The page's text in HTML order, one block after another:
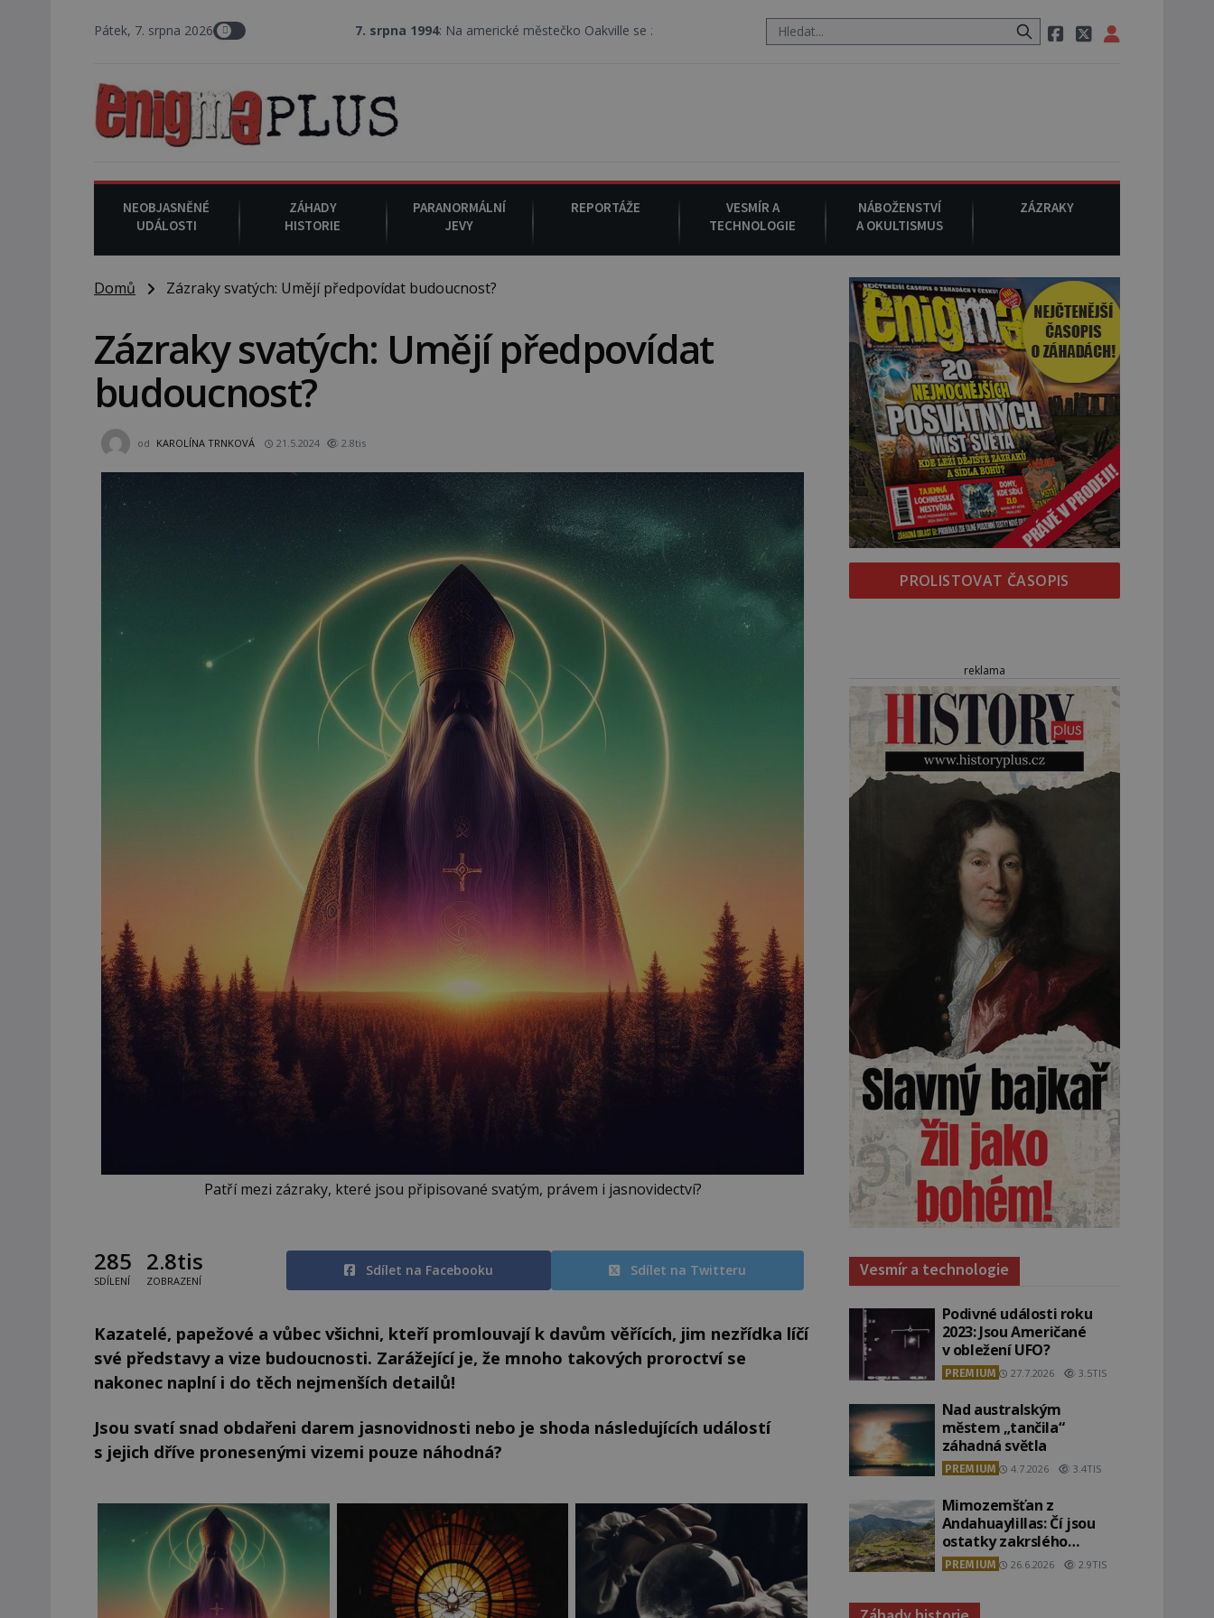
Pátek, 7. srpna 2026 : Na americké městečko Oakville se z nebe snáší podivná rosolovitá látka neznámého původu. 7. srpna 1994: Na americké městečko
NEOBJASNĚNÉ
UDÁLOSTI
ZÁHADY
HISTORIE
PARANORMÁLNÍ
JEVY
REPORTÁŽE
VESMÍR A
TECHNOLOGIE
NÁBOŽENSTVÍ
A OKULTISMUS
ZÁZRAKY
Domů Zázraky svatých: Umějí předpovídat budoucnost?
Zázraky svatých: Umějí předpovídat
budoucnost?
od KAROLÍNA TRNKOVÁ 21.5.2024 2.8tis
Patří mezi zázraky, které jsou připisované svatým, právem i jasnovidectví?
285
SDÍLENÍ
2.8tis
ZOBRAZENÍ
Sdílet na Facebooku Sdílet na Twitteru
Kazatelé, papežové a vůbec všichni, kteří promlouvají k davům věřících, jim nezřídka líčí
své představy a vize budoucnosti. Zarážející je, že mnoho takových proroctví se
nakonec naplní i do těch nejmenších detailů!
Jsou svatí snad obdařeni darem jasnovidnosti nebo je shoda následujících událostí
s jejich dříve pronesenými vizemi pouze náhodná?
PROLISTOVAT ČASOPIS
reklama
Vesmír a technologie
Podivné události roku
2023: Jsou Američané
v obležení UFO?
PREMIUM 27.7.2026 3.5TIS
Nad australským
městem „tančila“
záhadná světla
PREMIUM 4.7.2026 3.4TIS
Mimozemšťan z
Andahuaylillas: Čí jsou
ostatky zakrslého
stvoření s ohromnou
lebkou?
PREMIUM 26.6.2026 2.9TIS